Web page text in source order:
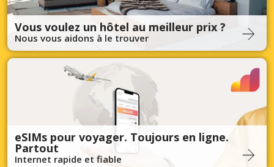
Vous voulez un hôtel au meilleur prix ?
Nous vous aidons à le trouver
eSIMs pour voyager. Toujours en ligne.
Partout
Internet rapide et fiable